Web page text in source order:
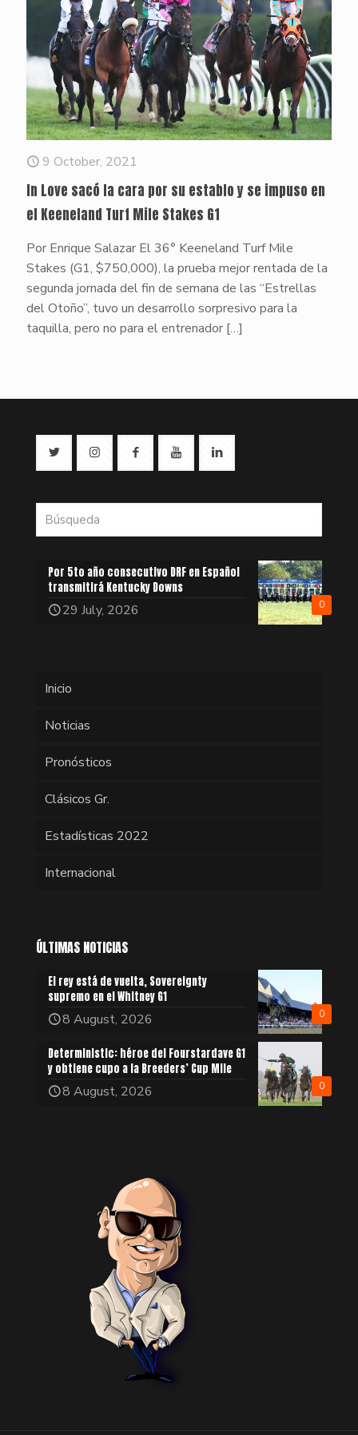
9 October, 2021
In Love sacó la cara por su establo y se impuso en
el Keeneland Turf Mile Stakes G1
Por Enrique Salazar El 36° Keeneland Turf Mile
Stakes (G1, $750,000), la prueba mejor rentada de la
segunda jornada del fin de semana de las “Estrellas
del Otoño”, tuvo un desarrollo sorpresivo para la
taquilla, pero no para el entrenador […]
0
Por 5to año consecutivo DRF en Español
transmitirá Kentucky Downs
29 July, 2026
Inicio
Noticias
Pronósticos
Clásicos Gr.
Estadísticas 2022
Internacional
ÚLTIMAS NOTICIAS
0
El rey está de vuelta, Sovereignty
supremo en el Whitney G1
8 August, 2026
0
Deterministic: héroe del Fourstardave G1
y obtiene cupo a la Breeders’ Cup Mile
8 August, 2026